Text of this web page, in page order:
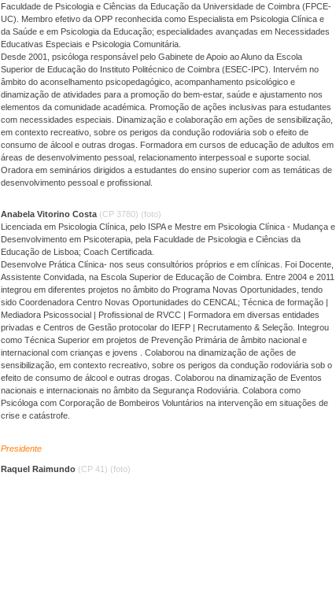
Faculdade de Psicologia e Ciências da Educação da Universidade de Coimbra (FPCE-
UC). Membro efetivo da OPP reconhecida como Especialista em Psicologia Clínica e
da Saúde e em Psicologia da Educação; especialidades avançadas em Necessidades
Educativas Especiais e Psicologia Comunitária.
Desde 2001, psicóloga responsável pelo Gabinete de Apoio ao Aluno da Escola
Superior de Educação do Instituto Politécnico de Coimbra (ESEC-IPC). Intervém no
âmbito do aconselhamento psicopedagógico, acompanhamento psicológico e
dinamização de atividades para a promoção do bem-estar, saúde e ajustamento nos
elementos da comunidade académica. Promoção de ações inclusivas para estudantes
com necessidades especiais. Dinamização e colaboração em ações de sensibilização,
em contexto recreativo, sobre os perigos da condução rodoviária sob o efeito de
consumo de álcool e outras drogas. Formadora em cursos de educação de adultos em
áreas de desenvolvimento pessoal, relacionamento interpessoal e suporte social.
Oradora em seminários dirigidos a estudantes do ensino superior com as temáticas de
desenvolvimento pessoal e profissional.
Anabela Vitorino Costa (CP 3780) (foto)
Licenciada em Psicologia Clínica, pelo ISPA e Mestre em Psicologia Clínica - Mudança e
Desenvolvimento em Psicoterapia, pela Faculdade de Psicologia e Ciências da
Educação de Lisboa; Coach Certificada.
Desenvolve Prática Clínica- nos seus consultórios próprios e em clínicas. Foi Docente,
Assistente Convidada, na Escola Superior de Educação de Coimbra. Entre 2004 e 2011
integrou em diferentes projetos no âmbito do Programa Novas Oportunidades, tendo
sido Coordenadora Centro Novas Oportunidades do CENCAL; Técnica de formação |
Mediadora Psicossocial | Profissional de RVCC | Formadora em diversas entidades
privadas e Centros de Gestão protocolar do IEFP | Recrutamento & Seleção. Integrou
como Técnica Superior em projetos de Prevenção Primária de âmbito nacional e
internacional com crianças e jovens . Colaborou na dinamização de ações de
sensibilização, em contexto recreativo, sobre os perigos da condução rodoviária sob o
efeito de consumo de álcool e outras drogas. Colaborou na dinamização de Eventos
nacionais e internacionais no âmbito da Segurança Rodoviária. Colabora como
Psicóloga com Corporação de Bombeiros Voluntários na intervenção em situações de
crise e catástrofe.
Presidente
Raquel Raimundo (CP 41) (foto)